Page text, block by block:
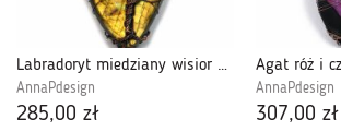
Labradoryt miedziany wisior drzewko szczęścia
AnnaPdesign
285,00 zł
AnnaPdesign
307,00 zł